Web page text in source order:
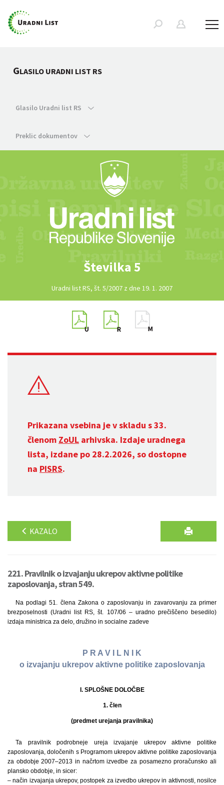
GLASILO URADNI LIST RS
Glasilo Uradni list RS
Preklic dokumentov
Številka 5
Uradni list RS, št. 5/2007 z dne 19. 1. 2007
Prikazana vsebina je v skladu s 33.
členom ZoUL arhivska. Izdaje uradnega
lista, izdane po 28.2.2026, so dostopne
na PISRS.
KAZALO
221. Pravilnik o izvajanju ukrepov aktivne politike
zaposlovanja, stran 549.
Na podlagi 51. člena Zakona o zaposlovanju in zavarovanju za primer
brezposelnosti (Uradni list RS, št. 107/06 – uradno prečiščeno besedilo)
izdaja ministrica za delo, družino in socialne zadeve
P R A V I L N I K
o izvajanju ukrepov aktivne politike zaposlovanja
I. SPLOŠNE DOLOČBE
1. člen
(predmet urejanja pravilnika)
Ta pravilnik podrobneje ureja izvajanje ukrepov aktivne politike
zaposlovanja, določenih s Programom ukrepov aktivne politike zaposlovanja
za obdobje 2007–2013 in načrtom izvedbe za posamezno proračunsko ali
plansko obdobje, in sicer:
– način izvajanja ukrepov, postopek za izvedbo ukrepov in aktivnosti, nosilce